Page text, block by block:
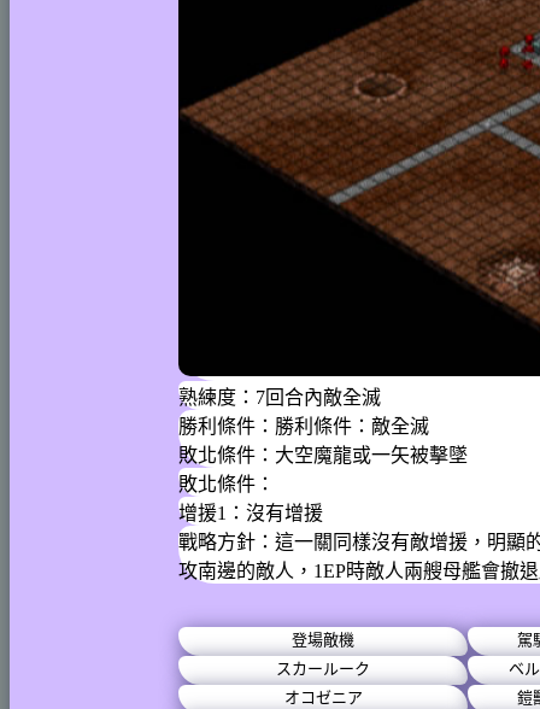
熟練度：7回合內敵全滅
勝利條件：勝利條件：敵全滅
敗北條件：大空魔龍或一矢被擊墜
敗北條件：
增援1：沒有增援
戰略方針：這一關同樣沒有敵增援，明顯
攻南邊的敵人，1EP時敵人兩艘母艦會撤
登場敵機
駕
スカールーク
ベ
オコゼニア
鎧